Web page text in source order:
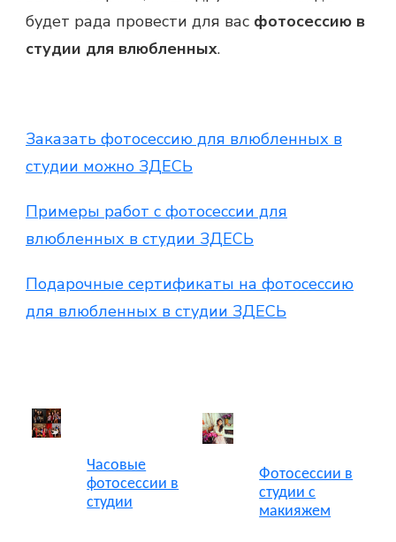
будет рада провести для вас фотосессию в
студии для влюбленных.
Заказать фотосессию для влюбленных в
студии можно ЗДЕСЬ
Примеры работ с фотосессии для
влюбленных в студии ЗДЕСЬ
Подарочные сертификаты на фотосессию
для влюбленных в студии ЗДЕСЬ
Часовые
фотосессии в
студии
Фотосессии в
студии с
макияжем